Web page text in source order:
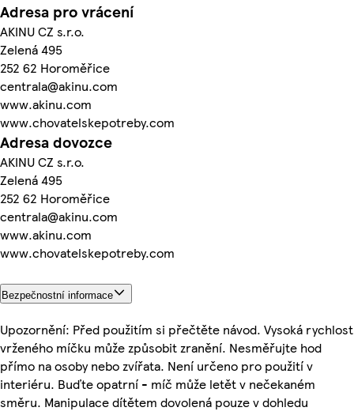
Adresa pro vrácení
AKINU CZ s.r.o.
Zelená 495
252 62 Horoměřice
centrala@akinu.com
www.akinu.com
www.chovatelskepotreby.com
Adresa dovozce
AKINU CZ s.r.o.
Zelená 495
252 62 Horoměřice
centrala@akinu.com
www.akinu.com
www.chovatelskepotreby.com
Bezpečnostní informace
Upozornění: Před použitím si přečtěte návod. Vysoká rychlost
vrženého míčku může způsobit zranění. Nesměřujte hod
přímo na osoby nebo zvířata. Není určeno pro použití v
interiéru. Buďte opatrní - míč může letět v nečekaném
směru. Manipulace dítětem dovolená pouze v dohledu